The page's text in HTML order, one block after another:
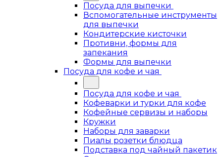
Посуда для выпечки
Вспомогательные инструменты
для выпечки
Кондитерские кисточки
Противни, формы для
запекания
Формы для выпечки
Посуда для кофе и чая
Посуда для кофе и чая
Кофеварки и турки для кофе
Кофейные сервизы и наборы
Кружки
Наборы для заварки
Пиалы розетки блюдца
Подставка под чайный пакетик